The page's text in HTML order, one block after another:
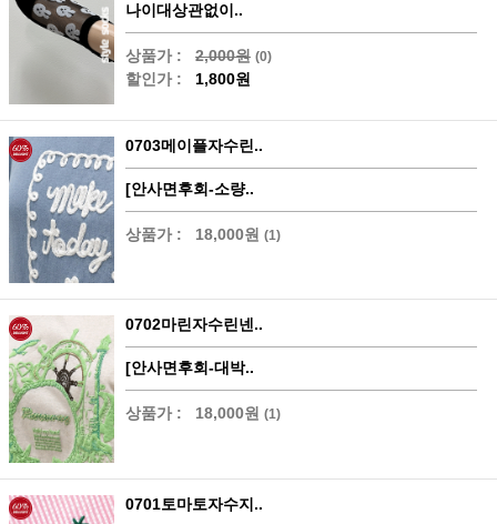
나이대상관없이..
상품가 : 2,000원 (0)
할인가 : 1,800원
0703메이플자수린..
[안사면후회-소량..
상품가 : 18,000원 (1)
0702마린자수린넨..
[안사면후회-대박..
상품가 : 18,000원 (1)
0701토마토자수지..